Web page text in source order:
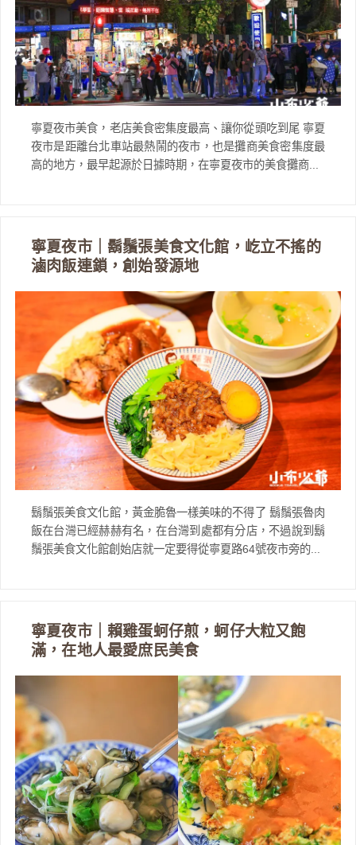
寧夏夜市美食，老店美食密集度最高、讓你從頭吃到尾 寧夏
夜市是距離台北車站最熱鬧的夜市，也是攤商美食密集度最
高的地方，最早起源於日據時期，在寧夏夜市的美食攤商...
寧夏夜市｜鬍鬚張美食文化館，屹立不搖的
滷肉飯連鎖，創始發源地
鬍鬚張美食文化館，黃金脆魯一樣美味的不得了 鬍鬚張魯肉
飯在台灣已經赫赫有名，在台灣到處都有分店，不過說到鬍
鬚張美食文化館創始店就一定要得從寧夏路64號夜市旁的...
寧夏夜市｜賴雞蛋蚵仔煎，蚵仔大粒又飽
滿，在地人最愛庶民美食